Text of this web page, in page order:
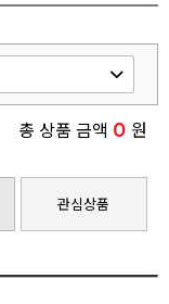
총 상품 금액 0 원
관심상품